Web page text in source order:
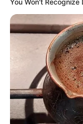
activement pour
7 LOVER MAN :
ambitieux
7 LOVER MAN
meilleur niveau.
il vient de
entourage se
vous. De plus, il
sur ce parcours
You Won't Recognize